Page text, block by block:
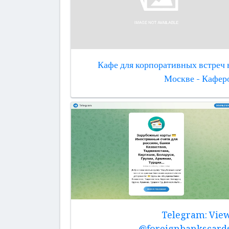
Кафе для корпоративных встреч
Москве -
Telegram: